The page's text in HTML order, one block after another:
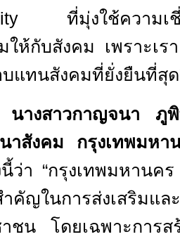
ที่มุ่งใช้ความเ
ห้กับสังคม เพราะเร
แทนสังคมที่ยั่งยืนที่สุด
นางสาวกาญจนา ภู
าสังคม กรุงเทพมหา
ว่า “กรุงเทพมหานค
ำคัญในการส่งเสริมแ
ชน โดยเฉพาะการส